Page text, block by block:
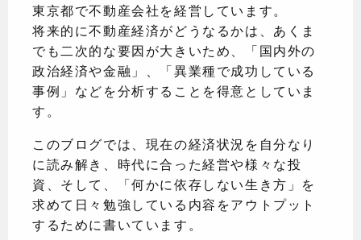
東京都で不動産会社を経営しています。
将来的に不動産経済がどうなるかは、あくま
でも二次的な要因が大きいため、「国内外の
政治経済や金融」、「異業種で成功している
事例」などを分析することを得意としていま
す。
このブログでは、現在の経済状況を自分なり
に読み解き、時代に合った経営や様々な投
資、そして、「何かに依存しない生き方」を
求めて日々勉強している内容をアウトプット
するために書いています。